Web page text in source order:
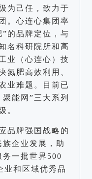
为己任，致力于
。心连心集团率
的品牌定位，与
名科研院所和高
业（心连心）技
氮肥高效利用、
业难题。目前已
能网”三大系列
。
品牌强国战略的
企业发展，助
务一批世界500
业和区域优秀品